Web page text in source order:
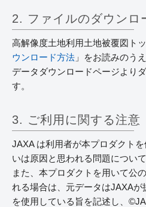
2. ファイルのダウンロ
高解像度土地利用土地被覆図ト
ウンロード方法 」をお読みのう
データダウンロードページより
す。
3. ご利用に関する注意
JAXA は利用者が本プロダクト
いは原因と思われる問題につい
また、本プロダクトを用いて公
れる場合は、元データはJAXAが
を使用している旨を記述し、